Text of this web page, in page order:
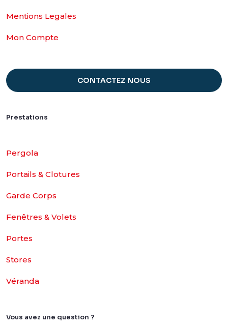
Mentions Legales
Mon Compte
CONTACTEZ NOUS
Prestations
Pergola
Portails & Clotures
Garde Corps
Fenêtres & Volets
Portes
Stores
Véranda
Vous avez une question ?